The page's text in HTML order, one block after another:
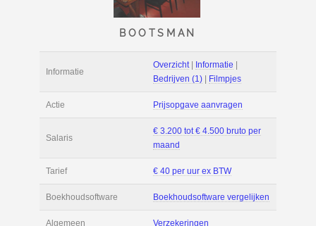
BOOTSMAN
Actie Prijsopgave